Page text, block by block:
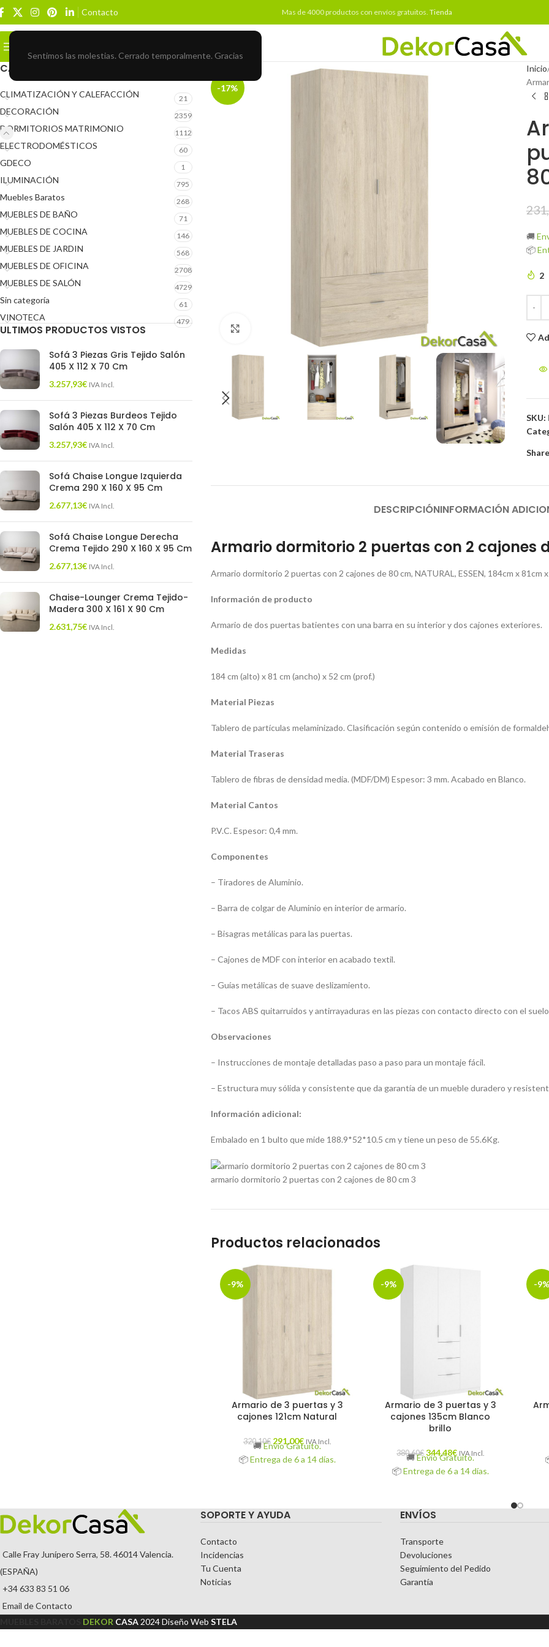
Sentimos las molestias. Cerrado temporalmente. Gracias
Contacto Mas de 4000 productos con envíos gratuitos. Tienda
CATEGORÍAS DEL PRODUCTO
CLIMATIZACIÓN Y CALEFACCIÓN 21
DECORACIÓN 2359
DORMITORIOS MATRIMONIO 1112
ELECTRODOMÉSTICOS 60
GDECO 1
ILUMINACIÓN 795
Muebles Baratos 268
MUEBLES DE BAÑO 71
MUEBLES DE COCINA 146
MUEBLES DE JARDIN 568
MUEBLES DE OFICINA 2708
MUEBLES DE SALÓN 4729
Sin categoría 61
VINOTECA 479
ULTIMOS PRODUCTOS VISTOS
Sofá 3 Piezas Gris Tejido Salón
405 X 112 X 70 Cm
3.257,93€ IVA Incl.
Sofá 3 Piezas Burdeos Tejido
Salón 405 X 112 X 70 Cm
3.257,93€ IVA Incl.
Sofá Chaise Longue Izquierda
Crema 290 X 160 X 95 Cm
2.677,13€ IVA Incl.
Sofá Chaise Longue Derecha
Crema Tejido 290 X 160 X 95 Cm
2.677,13€ IVA Incl.
Chaise-Lounger Crema Tejido-
Madera 300 X 161 X 90 Cm
2.631,75€ IVA Incl.
-17%
Inicio
🚚
📦
2
SKU:
DESCRIPCIÓNINFORMACIÓN
Armario dormitorio 2 puertas con 2 cajones
Armario dormitorio 2 puertas con 2 cajones de 80 cm, NATURAL, ESSEN, 184cm x
Información de producto
Armario de dos puertas batientes con una barra en su interior y dos cajones exteriores.
Medidas
184 cm (alto) x 81 cm (ancho) x 52 cm (prof.)
Material Piezas
Tablero de partículas melaminizado. Clasificación según contenido o emisión de
Material Traseras
Tablero de fibras de densidad media. (MDF/DM) Espesor: 3 mm. Acabado en Blanco.
Material Cantos
P.V.C. Espesor: 0,4 mm.
Componentes
– Tiradores de Aluminio.
– Barra de colgar de Aluminio en interior de armario.
– Bisagras metálicas para las puertas.
– Cajones de MDF con interior en acabado textil.
– Guías metálicas de suave deslizamiento.
– Tacos ABS quitarruidos y antirrayaduras en las piezas con contacto directo con el
Observaciones
– Instrucciones de montaje detalladas paso a paso para un montaje fácil.
– Estructura muy sólida y consistente que da garantía de un mueble duradero y
Información adicional:
Embalado en 1 bulto que mide 188.9*52*10.5 cm y tiene un peso de 55.6Kg.
armario dormitorio 2 puertas con 2 cajones de 80 cm 3
Productos relacionados
-9%
Armario de 3 puertas y 3
cajones 121cm Natural
320,10€ 291,00€ IVA Incl.
🚚Envío Gratuito.
📦Entrega de 6 a 14 días.
-9%
Armario de 3 puertas y 3
cajones 135cm Blanco
brillo
380,60€ 344,48€ IVA Incl.
🚚Envío Gratuito.
📦Entrega de 6 a 14 días.
-9%
Calle Fray Junípero Serra, 58. 46014 Valencia.
(ESPAÑA)
+34 633 83 51 06
Email de Contacto
SOPORTE Y AYUDA
Contacto
Incidencias
Tu Cuenta
Noticias
ENVÍOS
Transporte
Devoluciones
Seguimiento del Pedido
Garantía
DEKOR CASA 2024Diseño Web STELA